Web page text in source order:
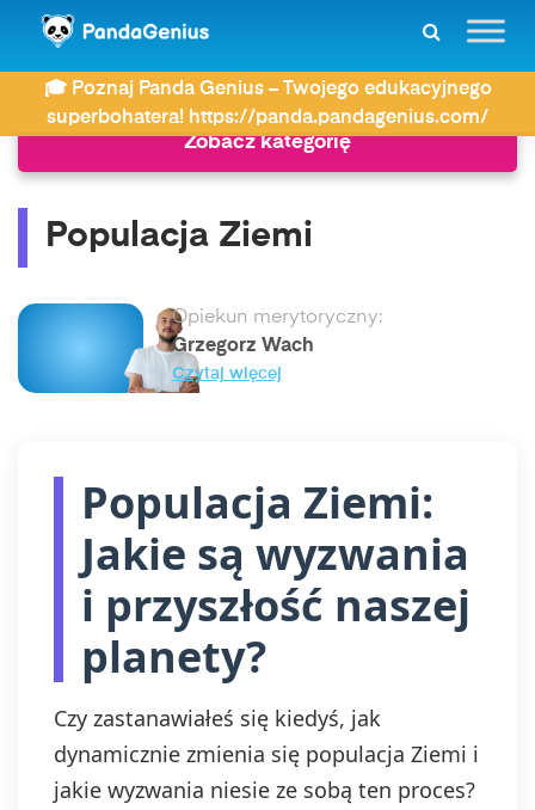
🎓 Poznaj Panda Genius – Twojego edukacyjnego
superbohatera! https://panda.pandagenius.com/
ZDAY Geografia Populacja Ziemi
Zobacz kategorię
Populacja Ziemi
Opiekun merytoryczny:
Grzegorz Wach
Czytaj więcej
Populacja Ziemi:
Jakie są wyzwania
i przyszłość naszej
planety?
Czy zastanawiałeś się kiedyś, jak
dynamicznie zmienia się populacja Ziemi i
jakie wyzwania niesie ze sobą ten proces?